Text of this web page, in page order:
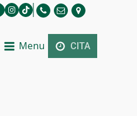
Menu CITA